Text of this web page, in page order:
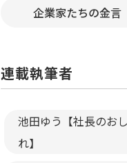
企業家たちの金言
連載執筆者
池田ゆう【社長のお
れ】